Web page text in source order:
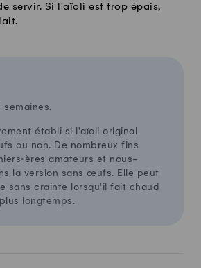
servir. Si l'aïoli est trop épais,
établi si l'aïoli original
ou non. De nombreux fins
amateurs et nous-
la version sans œufs. Elle peut
sans crainte lorsqu'il fait chaud
longtemps.